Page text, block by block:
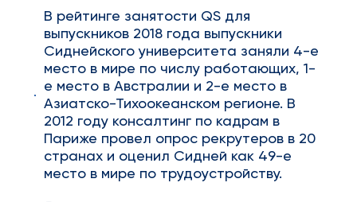
В рейтинге занятости QS для
выпускников 2018 года выпускники
Сиднейского университета заняли 4-е
место в мире по числу работающих, 1-
е место в Австралии и 2-е место в
Азиатско-Тихоокеанском регионе. В
2012 году консалтинг по кадрам в
Париже провел опрос рекрутеров в 20
странах и оценил Сидней как 49-е
место в мире по трудоустройству.